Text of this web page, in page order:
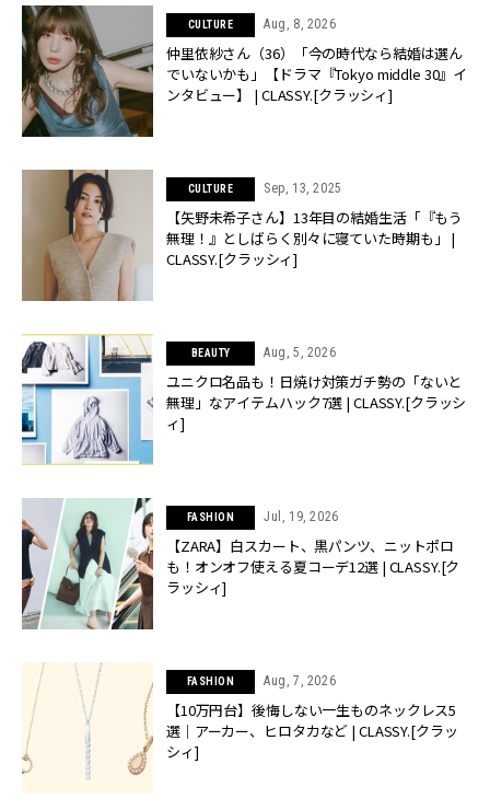
CULTURE Aug, 8, 2026
仲里依紗さん（36）「今の時代なら結婚は選ん
でいないかも」【ドラマ『Tokyo middle 30』イ
ンタビュー】 | CLASSY.[クラッシィ]
CULTURE Sep, 13, 2025
【矢野未希子さん】13年目の結婚生活「『もう
無理！』としばらく別々に寝ていた時期も」 |
CLASSY.[クラッシィ]
BEAUTY Aug, 5, 2026
ユニクロ名品も！日焼け対策ガチ勢の「ないと
無理」なアイテムハック7選 | CLASSY.[クラッシ
ィ]
FASHION Jul, 19, 2026
【ZARA】白スカート、黒パンツ、ニットポロ
も！オンオフ使える夏コーデ12選 | CLASSY.[ク
ラッシィ]
FASHION Aug, 7, 2026
【10万円台】後悔しない一生ものネックレス5
選｜アーカー、ヒロタカなど | CLASSY.[クラッ
シィ]